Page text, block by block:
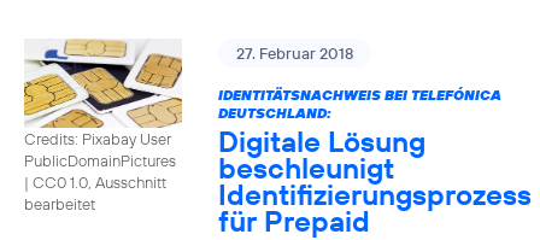
Credits: Pixabay User
PublicDomainPictures
| CC0 1.0, Ausschnitt
bearbeitet
27. Februar 2018
IDENTITÄTSNACHWEIS BEI TELEFÓNICA
DEUTSCHLAND:
Digitale Lösung
beschleunigt
Identifizierungsprozess
für Prepaid